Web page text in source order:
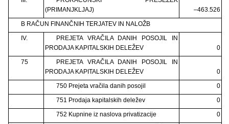
(PRIMANJKLJAJ)
–463.526
B RAČUN FINANČNIH TERJATEV IN NALOŽB
IV.
PREJETA VRAČILA DANIH POSOJIL IN
PRODAJA KAPITALSKIH DELEŽEV
0
75
PREJETA VRAČILA DANIH POSOJIL IN
PRODAJA KAPITALSKIH DELEŽEV
0
750 Prejeta vračila danih posojil
0
751 Prodaja kapitalskih deležev
0
752 Kupnine iz naslova privatizacije
0